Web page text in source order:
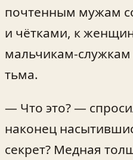
почтенным мужам
и чётками, к
мальчикам-
тьма.
— Что это? —
наконец
секрет? Медная